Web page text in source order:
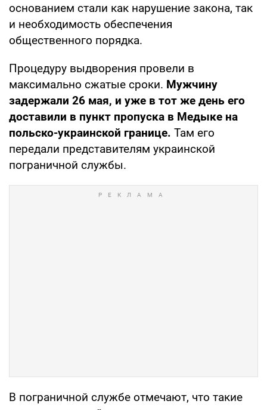
основанием стали как нарушение закона, так
и необходимость обеспечения
общественного порядка.
Процедуру выдворения провели в
максимально сжатые сроки. Мужчину
задержали 26 мая, и уже в тот же день его
доставили в пункт пропуска в Медыке на
польско-украинской границе. Там его
передали представителям украинской
пограничной службы.
В пограничной службе отмечают, что такие